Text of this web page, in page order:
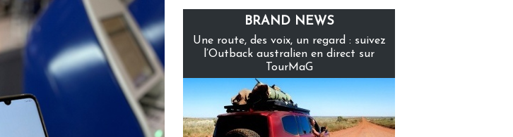
BRAND NEWS
Une route, des voix, un regard : suivez
l’Outback australien en direct sur
TourMaG